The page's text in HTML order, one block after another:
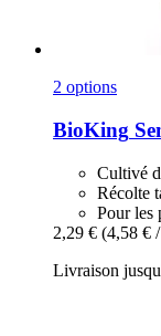
2 options
BioKing
Cultivé
Récolte
Pour les
2,29 € (4,58 €
Livraison